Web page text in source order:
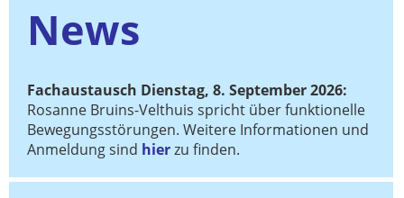
News
Fachaustausch Dienstag, 8. September 2026:
Rosanne Bruins-Velthuis spricht über funktionelle
Bewegungsstörungen. Weitere Informationen und
Anmeldung sind hierzu finden.